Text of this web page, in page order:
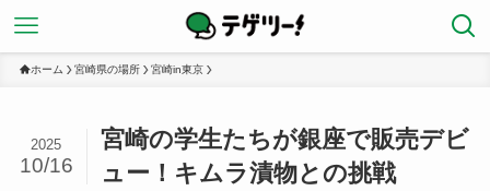
ホーム 宮崎県の場所 宮崎in東京
宮崎の学生たちが銀座で販売デビ
ュー！キムラ漬物との挑戦
2025
10/16